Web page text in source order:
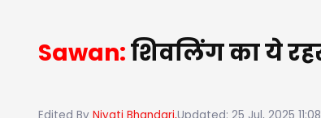
Sawan:शिवलिंग का ये